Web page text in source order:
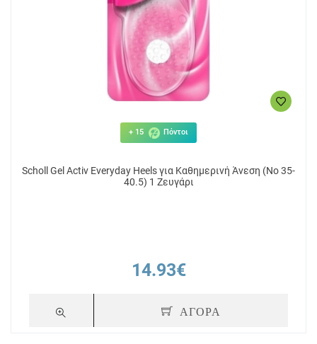
+ 15 Πόντοι
Scholl Gel Activ Everyday Heels για Καθημερινή Άνεση (Νο 35-
40.5) 1 Ζευγάρι
14.93€
ΑΓΟΡΑ